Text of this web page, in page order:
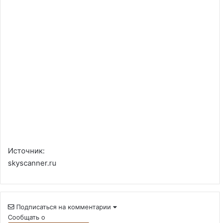
Источник:
skyscanner.ru
Подписаться на комментарии
Сообщать о